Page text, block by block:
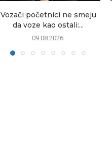
Vozači početnici ne smeju
da voze kao ostali:...
09.08.2026.